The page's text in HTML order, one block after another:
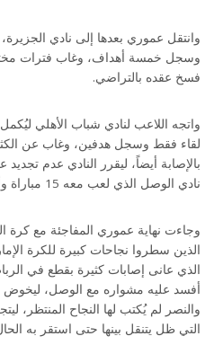
وسجل خمسة أهداف، وغاب فترات
فسخ عقده بالتراضي.
لقاء فقط وسجل هدفين، وغاب عن
بالإصابة أيضاً، ليقرر النادي عدم
نادي الوصل الذي لعب معه 15 مباراة وأسهم في صناعة هدفين.
وجاءت نهاية عموري المفاجئة مع كرة
الذين سطروا نجاحات كبيرة للكرة
الذي عانى إصابات كثيرة بقطع في
أفسد عليه مشواره مع الوصل، ليخوض
والنصر لم يُكتب لها النجاح المنتظر،
التي ظل يتنقل بينها حتى استقر به